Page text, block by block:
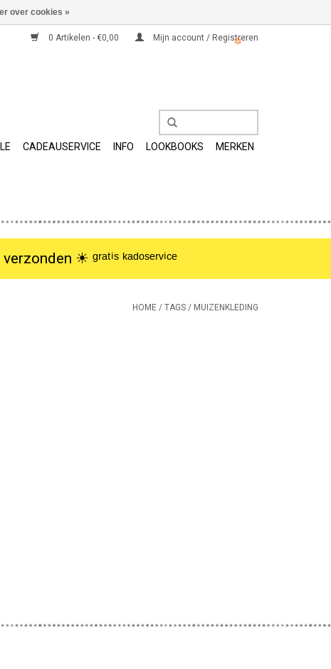
0 Artikelen - €0,00 Mijn account / Registreren
CADEAUSERVICE INFO LOOKBOOKS MERKEN
☀︎ ᵍʳᵃᵗⁱˢ ᵏᵃᵈᵒˢᵉʳᵛⁱᶜᵉ
HOME / TAGS / MUIZENKLEDING
over cookies »